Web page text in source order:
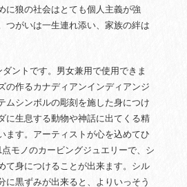
に狼の社会はとても個人主義が強
つがいは一生連れ添い、家族の絆は
ントです。男女兼用で使用できま
の作るカナディアンインディアンジ
ムシンボルの彫刻を施した身につけ
に生息する動物や神話に出てくる精
ます。アーティストが心を込めてひ
モノのカービングジュエリーで、シ
て身につけることが出来ます。シル
に黒ずみが出来ると、よりいっそう